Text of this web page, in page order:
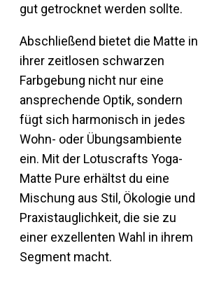
gut getrocknet werden sollte.
Abschließend bietet die Matte in
ihrer zeitlosen schwarzen
Farbgebung nicht nur eine
ansprechende Optik, sondern
fügt sich harmonisch in jedes
Wohn- oder Übungsambiente
ein. Mit der Lotuscrafts Yoga-
Matte Pure erhältst du eine
Mischung aus Stil, Ökologie und
Praxistauglichkeit, die sie zu
einer exzellenten Wahl in ihrem
Segment macht.